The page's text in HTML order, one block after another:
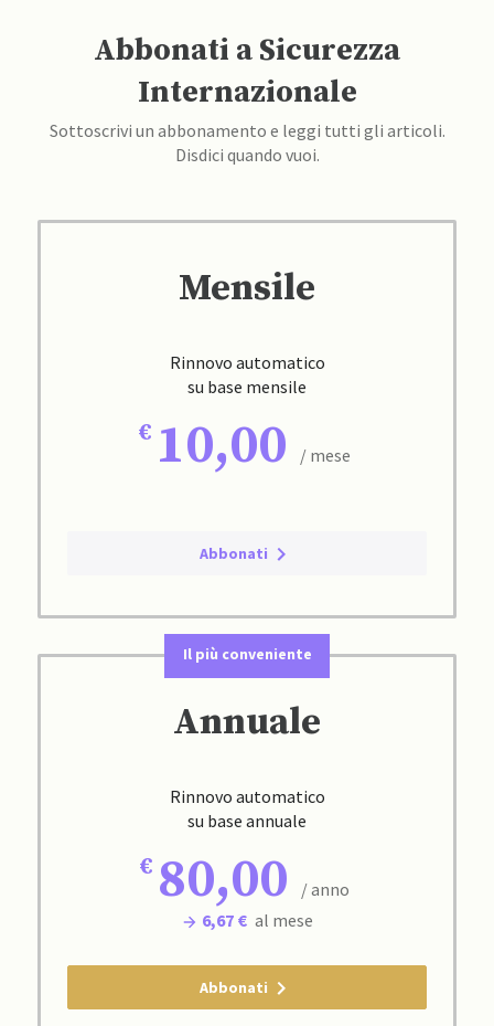
Abbonati a Sicurezza
Internazionale
Sottoscrivi un abbonamento e leggi tutti gli articoli.
Disdici quando vuoi.
Mensile
Rinnovo automatico
su base mensile
10,00 / mese
Abbonati
Il più conveniente
Annuale
Rinnovo automatico
su base annuale
80,00
/ anno
6,67 € al mese
Abbonati